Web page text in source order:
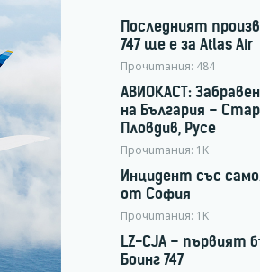
Последният
747 ще е за Atlas Air
Прочитания: 484
АВИОКАСТ:
на България –
Пловдив, Русе
Прочитания: 1K
Инцидент със
от София
Прочитания: 1K
LZ-CJA – първият
Боинг 747